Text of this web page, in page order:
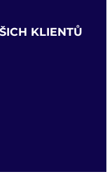
KLIENTŮ